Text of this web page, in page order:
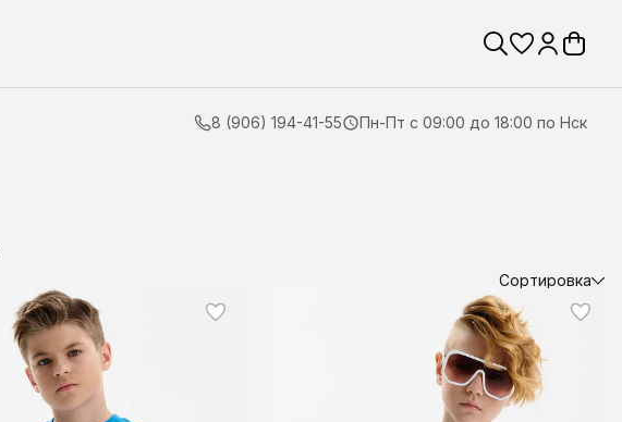
8 (906) 194-41-55 Пн-Пт с 09:00 до 18:00 по Нск
Сортировка